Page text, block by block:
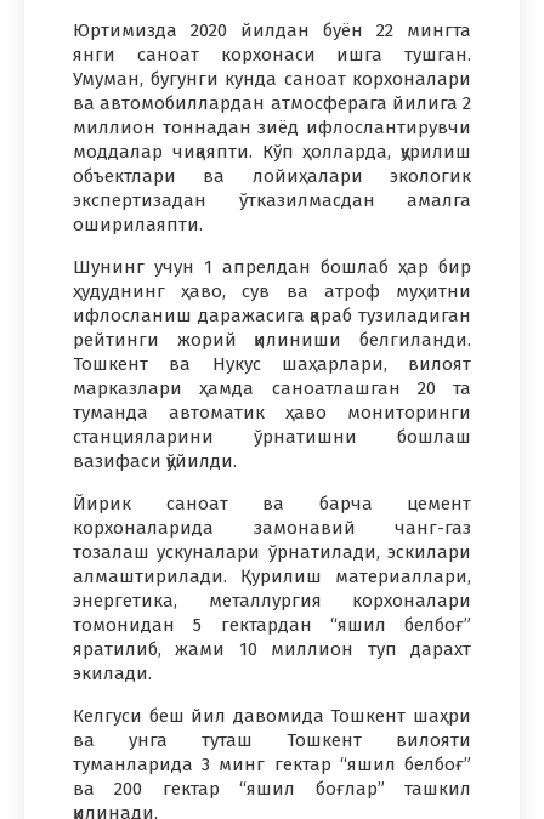
Юртимизда 2020 йилдан буён 22 мингта
янги саноат корхонаси ишга тушган.
Умуман, бугунги кунда саноат корхоналари
ва автомобиллардан атмосферага йилига 2
миллион тоннадан зиёд ифлослантирувчи
моддалар чиқаяпти. Кўп ҳолларда, қурилиш
объектлари ва лойиҳалари экологик
экспертизадан ўтказилмасдан амалга
оширилаяпти.
Шунинг учун 1 апрелдан бошлаб ҳар бир
ҳудуднинг ҳаво, сув ва атроф муҳитни
ифлосланиш даражасига қараб тузиладиган
рейтинги жорий қилиниши белгиланди.
Тошкент ва Нукус шаҳарлари, вилоят
марказлари ҳамда саноатлашган 20 та
туманда автоматик ҳаво мониторинги
станцияларини ўрнатишни бошлаш
вазифаси қўйилди.
Йирик саноат ва барча цемент
корхоналарида замонавий чанг-газ
тозалаш ускуналари ўрнатилади, эскилари
алмаштирилади. Қурилиш материаллари,
энергетика, металлургия корхоналари
томонидан 5 гектардан “яшил белбоғ”
яратилиб, жами 10 миллион туп дарахт
экилади.
Келгуси беш йил давомида Тошкент шаҳри
ва унга туташ Тошкент вилояти
туманларида 3 минг гектар “яшил белбоғ”
ва 200 гектар “яшил боғлар” ташкил
қилинади.